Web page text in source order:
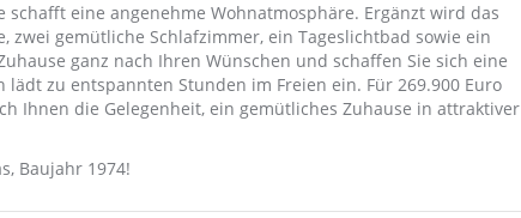
schafft eine angenehme Wohnatmosphäre. Ergänzt wird das
zwei gemütliche Schlafzimmer, ein Tageslichtbad sowie ein
ganz nach Ihren Wünschen und schaffen Sie sich eine
lädt zu entspannten Stunden im Freien ein. Für 269.900 Euro
Ihnen die Gelegenheit, ein gemütliches Zuhause in attraktiver
Baujahr 1974!